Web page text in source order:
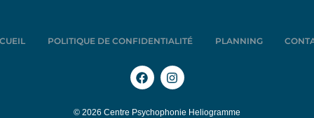
POLITIQUE DE CONFIDENTIALITÉ PLANNING
© 2026 Centre Psychophonie Heliogramme